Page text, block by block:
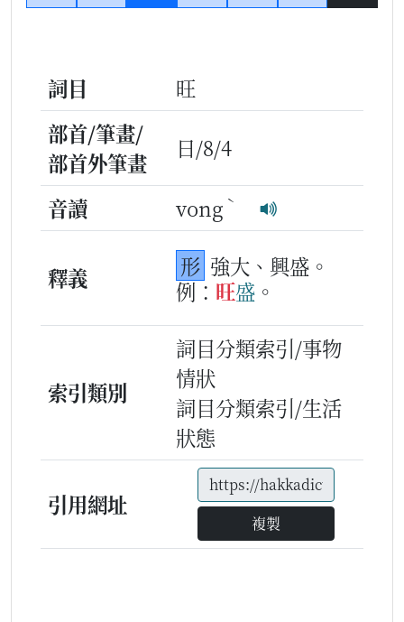
詞目
旺
部首/筆畫/
部首外筆畫
日/8/4
音讀 vong ˋ
釋義 形 強大、興盛。
例： 旺盛 。
索引類別
詞目分類索引/事物
情狀
詞目分類索引/生活
狀態
引用網址
複製